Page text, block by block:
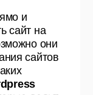
и
сайт на
они
сайтов